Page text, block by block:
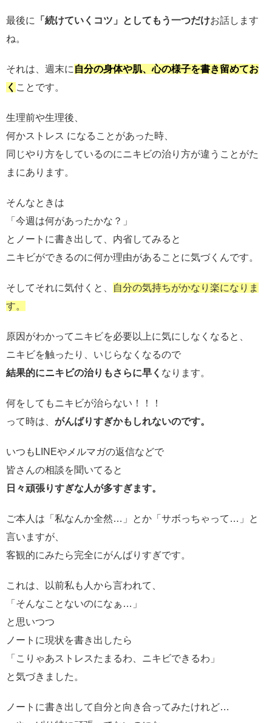
最後に 「続けていくコツ」としてもう一つだけお話します
ね。
それは、週末に 自分の身体や肌、心の様子を書き留めてお
く ことです。
生理前や生理後、
何かストレス になることがあった時、
同じやり方をしているのにニキビの治り方が違うことがた
まにあります。
そんなときは
「今週は何があったかな？」
とノートに書き出して、内省してみると
ニキビができるのに何か理由があることに気づくんです。
そしてそれに気付くと、
自分の気持ちがかなり楽になりま
す。
原因がわかってニキビを必要以上に気にしなくなると、
ニキビを触ったり、いじらなくなるので
結果的にニキビの治りもさらに早く なります。
何をしてもニキビが治らない！！！
って時は、 がんばりすぎかもしれないのです。
いつもLINEやメルマガの返信などで
皆さんの相談を聞いてると
日々頑張りすぎな人が多すぎます。
ご本人は「私なんか全然…」とか「サボっちゃって…」と
言いますが、
客観的にみたら完全にがんばりすぎです。
これは、以前私も人から言われて、
「そんなことないのになぁ…」
と思いつつ
ノートに現状を書き出したら
「こりゃあストレスたまるわ、ニキビできるわ」
と気づきました。
ノートに書き出して自分と向き合ってみたけれど…